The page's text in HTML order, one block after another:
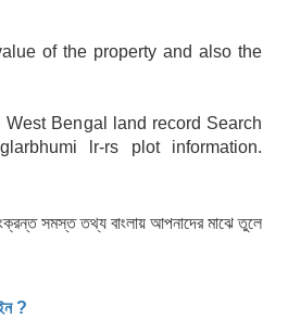
of the property and also the
Bengal land record Search
lr-rs plot information.
সমস্ত তথ্য বাংলায় আপনাদের মাঝে তুলে
?